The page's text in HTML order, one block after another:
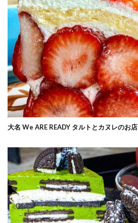
大名 We ARE READY タルトとカヌレのお店